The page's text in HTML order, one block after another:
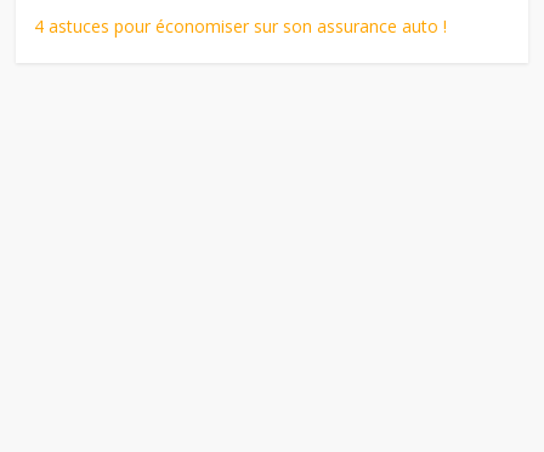
4 astuces pour économiser sur son assurance auto !